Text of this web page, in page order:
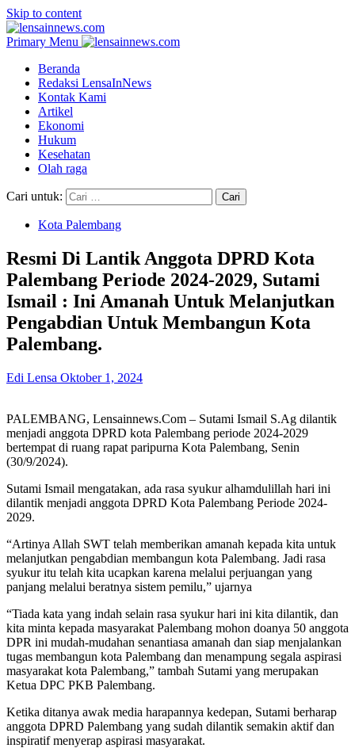
Skip to content
Primary Menu
Beranda
Redaksi LensaInNews
Kontak Kami
Artikel
Ekonomi
Hukum
Kesehatan
Olah raga
Cari untuk:
Kota Palembang
Resmi Di Lantik Anggota DPRD Kota
Palembang Periode 2024-2029, Sutami
Ismail : Ini Amanah Untuk Melanjutkan
Pengabdian Untuk Membangun Kota
Palembang.
Edi Lensa Oktober 1, 2024
PALEMBANG, Lensainnews.Com – Sutami Ismail S.Ag dilantik
menjadi anggota DPRD kota Palembang periode 2024-2029
bertempat di ruang rapat paripurna Kota Palembang, Senin
(30/9/2024).
Sutami Ismail mengatakan, ada rasa syukur alhamdulillah hari ini
dilantik menjadi anggota DPRD Kota Palembang Periode 2024-
2029.
“Artinya Allah SWT telah memberikan amanah kepada kita untuk
melanjutkan pengabdian membangun kota Palembang. Jadi rasa
syukur itu telah kita ucapkan karena melalui perjuangan yang
panjang melalui beratnya sistem pemilu,” ujarnya
“Tiada kata yang indah selain rasa syukur hari ini kita dilantik, dan
kita minta kepada masyarakat Palembang mohon doanya 50 anggota
DPR ini mudah-mudahan senantiasa amanah dan siap menjalankan
tugas membangun kota Palembang dan menampung segala aspirasi
masyarakat kota Palembang,” tambah Sutami yang merupakan
Ketua DPC PKB Palembang.
Ketika ditanya awak media harapannya kedepan, Sutami berharap
anggota DPRD Palembang yang sudah dilantik semakin aktif dan
inspiratif menyerap aspirasi masyarakat.